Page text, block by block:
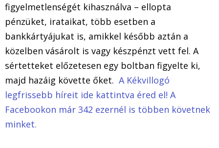
figyelmetlenségét kihasználva – ellopta
pénzüket, irataikat, több esetben a
bankkártyájukat is, amikkel később aztán a
közelben vásárolt is vagy készpénzt vett fel. A
sértetteket előzetesen egy boltban figyelte ki,
majd hazáig követte őket. A Kékvillogó
legfrissebb híreit ide kattintva éred el! A
Facebookon már 342 ezernél is többen követnek
minket.